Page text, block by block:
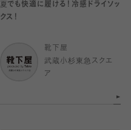
夏でも快適に履ける！冷感ドライソッ
クス！
靴下屋
武蔵小杉東急スクエ
ア